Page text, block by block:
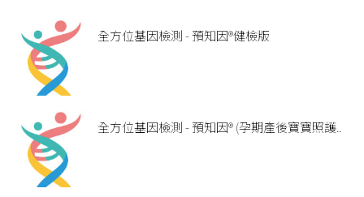
全方位基因檢測 - 預知因®健檢版
全方位基因檢測 - 預知因® (孕期產後寶寶照護..